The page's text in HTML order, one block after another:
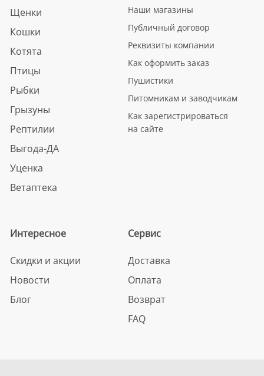
Щенки
Кошки
Котята
Птицы
Рыбки
Грызуны
Рептилии
Выгода-ДА
Уценка
Ветаптека
Наши магазины
Публичный договор
Реквизиты компании
Как оформить заказ
Пушистики
Питомникам и заводчикам
Как зарегистрироваться
на сайте
Интересное
Скидки и акции
Новости
Блог
Сервис
Доставка
Оплата
Возврат
FAQ